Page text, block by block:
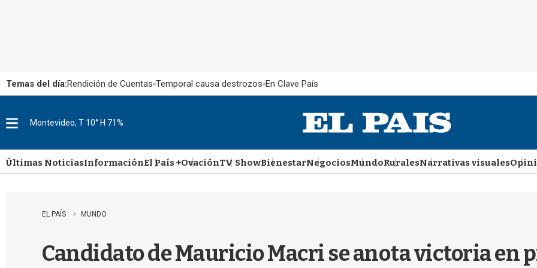
Temas del día:Rendición de Cuentas Temporal causa destrozos En Clave País
u
Montevideo, T 10° H 71%
Últimas NoticiasInformaciónEl País +OvaciónTV ShowBienestarNegociosMundoRuralesNarrativas visuales
EL PAÍS MUNDO
Candidato de Mauricio Macri se anota victoria en